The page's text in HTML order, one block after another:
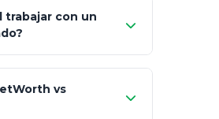
(CNSF)
trabajar con un
técnico
vs